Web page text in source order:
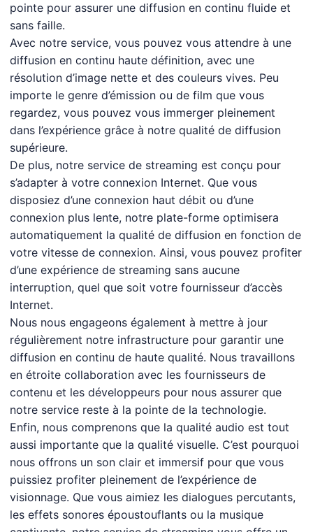
pointe pour assurer une diffusion en continu fluide et
sans faille.
Avec notre service, vous pouvez vous attendre à une
diffusion en continu haute définition, avec une
résolution d’image nette et des couleurs vives. Peu
importe le genre d’émission ou de film que vous
regardez, vous pouvez vous immerger pleinement
dans l’expérience grâce à notre qualité de diffusion
supérieure.
De plus, notre service de streaming est conçu pour
s’adapter à votre connexion Internet. Que vous
disposiez d’une connexion haut débit ou d’une
connexion plus lente, notre plate-forme optimisera
automatiquement la qualité de diffusion en fonction de
votre vitesse de connexion. Ainsi, vous pouvez profiter
d’une expérience de streaming sans aucune
interruption, quel que soit votre fournisseur d’accès
Internet.
Nous nous engageons également à mettre à jour
régulièrement notre infrastructure pour garantir une
diffusion en continu de haute qualité. Nous travaillons
en étroite collaboration avec les fournisseurs de
contenu et les développeurs pour nous assurer que
notre service reste à la pointe de la technologie.
Enfin, nous comprenons que la qualité audio est tout
aussi importante que la qualité visuelle. C’est pourquoi
nous offrons un son clair et immersif pour que vous
puissiez profiter pleinement de l’expérience de
visionnage. Que vous aimiez les dialogues percutants,
les effets sonores époustouflants ou la musique